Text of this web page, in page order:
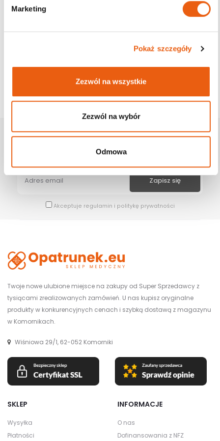
Marketing
Pokaż szczegóły
Zezwól na wszystkie
Zezwól na wybór
Odmowa
Zapisz Się Na Newsletter
Bądź na bieżąco z naszymi wszystkimi nowościami i promocjami.
Akceptuje regulamin i politykę prywatności
Twoje nowe ulubione miejsce na zakupy od Super Sprzedawcy z
tysiącami zrealizowanych zamówień. U nas kupisz oryginalne
produkty w konkurencyjnych cenach i szybką dostawą z magazynu
w Komornikach.
Wiśniowa 29/1, 62-052 Komorniki
SKLEP
Wysyłka
Płatności
INFORMACJE
O nas
Dofinansowania z NFZ